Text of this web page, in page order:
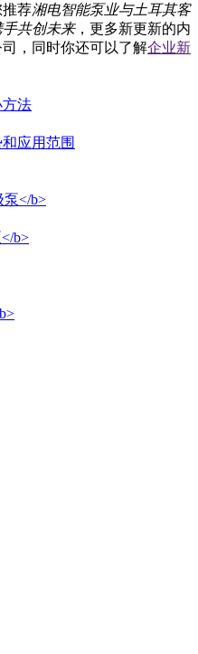
荐湘电智能泵业与土耳其客
共创未来，更多新更新的内
，同时你还可以了解企业新
法
应用范围